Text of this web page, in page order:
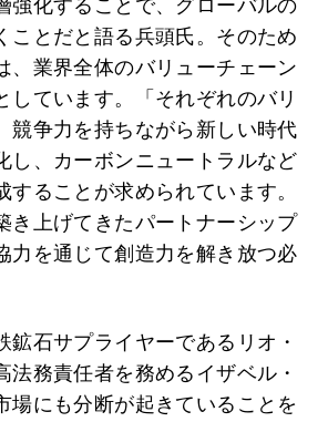
強化することで、グローバルの
ことだと語る兵頭氏。そのため
、業界全体のバリューチェーン
しています。「それぞれのバリ
競争力を持ちながら新しい時代
し、カーボンニュートラルなど
することが求められています。
き上げてきたパートナーシップ
力を通じて創造力を解き放つ必
鉱石サプライヤーであるリオ・
法務責任者を務めるイザベル・
場にも分断が起きていることを